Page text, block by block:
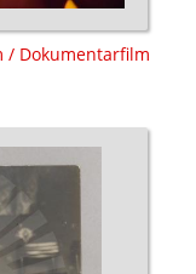
/ Dokumentarfilm